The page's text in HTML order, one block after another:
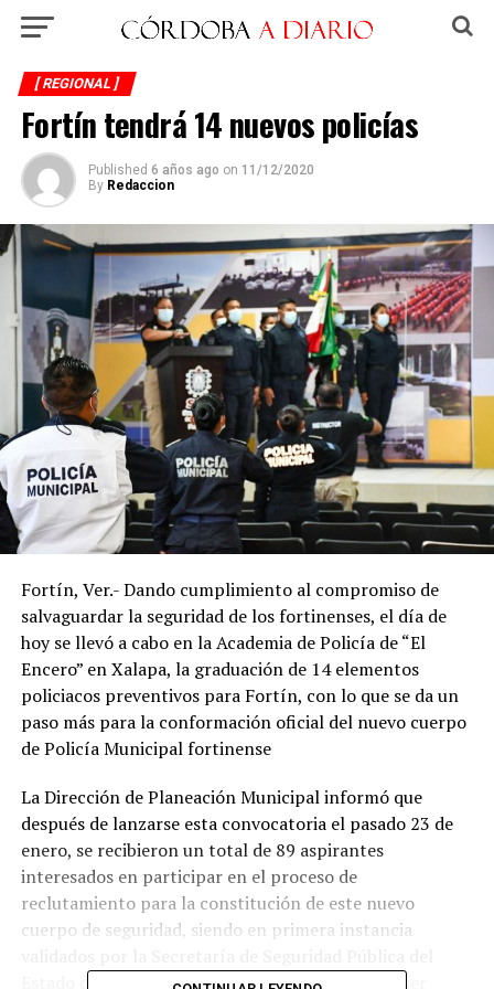
[ REGIONAL ]
Fortín tendrá 14 nuevos policías
Published 6 años ago on 11/12/2020
By Redaccion
Fortín, Ver.- Dando cumplimiento al compromiso de
salvaguardar la seguridad de los fortinenses, el día de
hoy se llevó a cabo en la Academia de Policía de “El
Encero” en Xalapa, la graduación de 14 elementos
policiacos preventivos para Fortín, con lo que se da un
paso más para la conformación oficial del nuevo cuerpo
de Policía Municipal fortinense
La Dirección de Planeación Municipal informó que
después de lanzarse esta convocatoria el pasado 23 de
enero, se recibieron un total de 89 aspirantes
interesados en participar en el proceso de
reclutamiento para la constitución de este nuevo
cuerpo de seguridad, siendo en primera instancia
Estado de Veracruz (SSP), para posteriormente ser